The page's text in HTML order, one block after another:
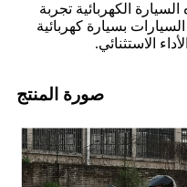
الكهربائية تجربة
بسيارة كهربائية
الاستثنائي.
صورة المنتج